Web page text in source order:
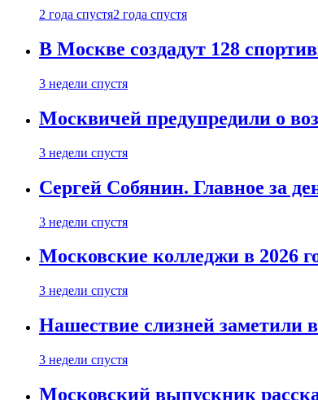
2 года спустя2 года спустя
В Москве создадут 128
3 недели спустя
Москвичей предупредили о
3 недели спустя
Сергей Собянин. Главное за
3 недели спустя
Московские колледжи в 2026
3 недели спустя
Нашествие слизней заметили
3 недели спустя
Московский выпускник